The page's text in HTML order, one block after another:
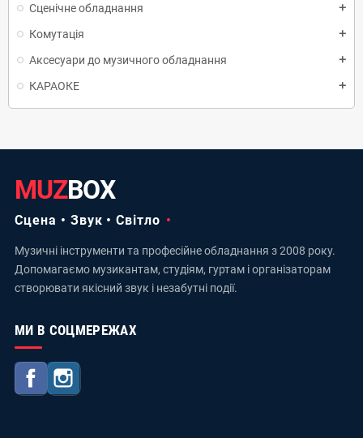
Сценічне обладнання add
Комутація add
Аксесуари до музичного обладнання add
КАРАОКЕ add
MUZBOX
Сцена • Звук • Світло
Музичні інструменти та професійне обладнання з 2008 року.
Допомагаємо музикантам, студіям, гуртам і організаторам
створювати якісний звук і незабутні події.
МИ В СОЦМЕРЕЖАХ
Facebook